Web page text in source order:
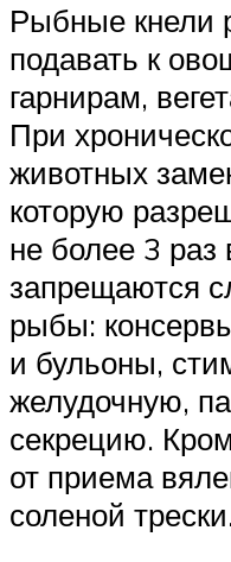
Рыбные кнели
подавать к
гарнирам,
При
животных
которую
не более 3
запрещаются
рыбы:
и бульоны,
желудочную,
секрецию.
от приема
соленой